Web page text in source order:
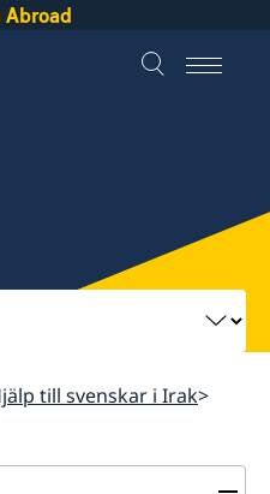
Abroad
till svenskar i Irak